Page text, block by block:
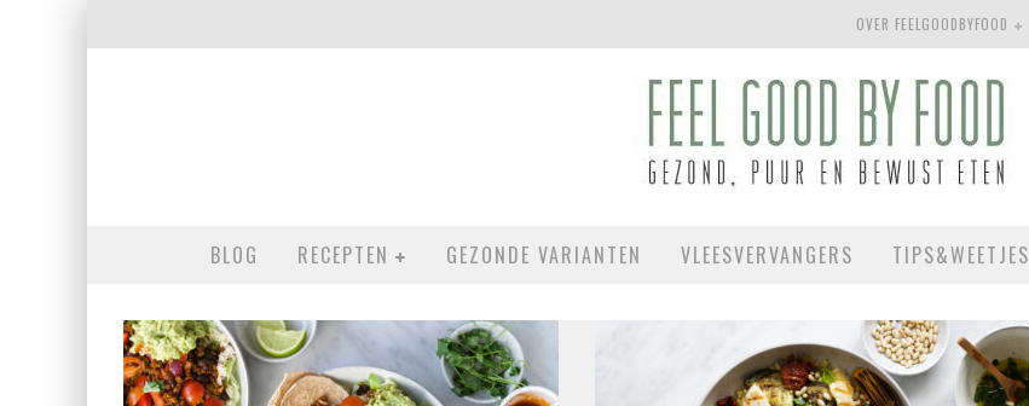
OVER FEELGOODBYFOOD
BLOG RECEPTEN GEZONDE VARIANTEN VLEESVERVANGERS TIPS&WEETJES